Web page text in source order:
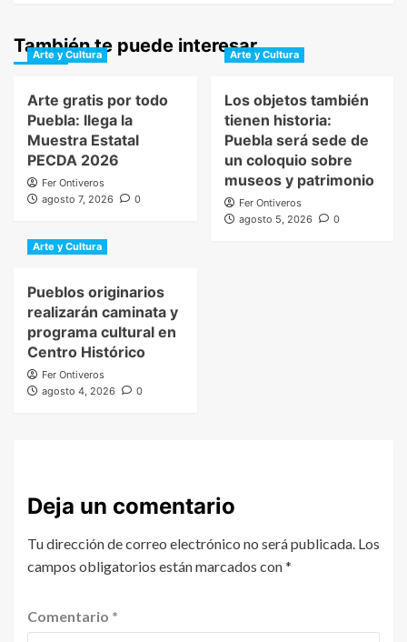
También te puede interesar
Arte y Cultura
Arte gratis por todo
Puebla: llega la
Muestra Estatal
PECDA 2026
Fer Ontiveros
agosto 7, 2026
0
Arte y Cultura
Los objetos también
tienen historia:
Puebla será sede de
un coloquio sobre
museos y patrimonio
Fer Ontiveros
agosto 5, 2026
0
Arte y Cultura
Pueblos originarios
realizarán caminata y
programa cultural en
Centro Histórico
Fer Ontiveros
agosto 4, 2026
0
Deja un comentario
Tu dirección de correo electrónico no será publicada. Los
campos obligatorios están marcados con*
Comentario *